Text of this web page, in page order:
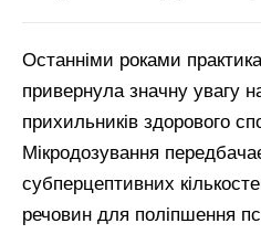
Останніми роками
привернула значну увагу
прихильників здорового
Мікродозування
субперцептивних
речовин для поліпшення